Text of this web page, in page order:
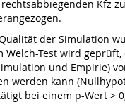
Kfz
der Simulation
Welch-Test wird geprüft,
und Empirie)
werden kann
bei einem p-Wert >